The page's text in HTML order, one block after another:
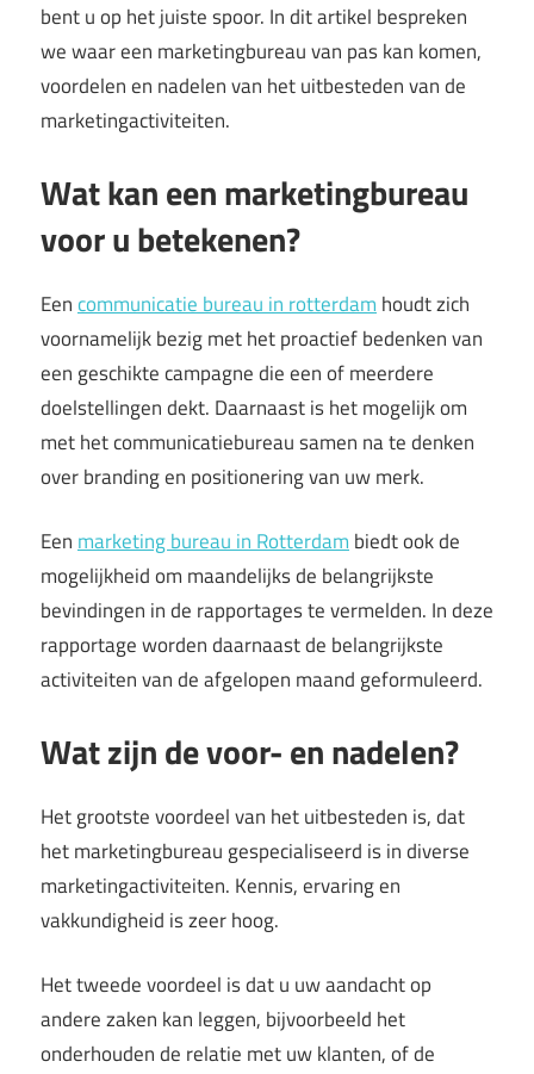
bent u op het juiste spoor. In dit artikel bespreken
we waar een marketingbureau van pas kan komen,
voordelen en nadelen van het uitbesteden van de
marketingactiviteiten.
Wat kan een marketingbureau
voor u betekenen?
Eencommunicatie bureau in rotterdam houdt zich
voornamelijk bezig met het proactief bedenken van
een geschikte campagne die een of meerdere
doelstellingen dekt. Daarnaast is het mogelijk om
met het communicatiebureau samen na te denken
over branding en positionering van uw merk.
Eenmarketing bureau in Rotterdambiedt ook de
mogelijkheid om maandelijks de belangrijkste
bevindingen in de rapportages te vermelden. In deze
rapportage worden daarnaast de belangrijkste
activiteiten van de afgelopen maand geformuleerd.
Wat zijn de voor- en nadelen?
Het grootste voordeel van het uitbesteden is, dat
het marketingbureau gespecialiseerd is in diverse
marketingactiviteiten. Kennis, ervaring en
vakkundigheid is zeer hoog.
Het tweede voordeel is dat u uw aandacht op
andere zaken kan leggen, bijvoorbeeld het
onderhouden de relatie met uw klanten, of de